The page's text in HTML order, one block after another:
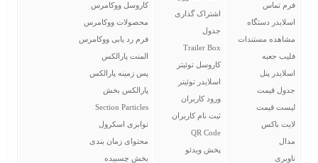
فرم تماس
اسلایدر دستگاه
مشاهده مستندات
فلیب جعبه
اسلایدر پنل
جدول قیمت
لیست قیمت
لایت باکس
مدال
ناوبری
اشتراک گذاری
جدول
Trailer Box
کاروسل توئیتر
اسلایدر توئیتر
ورود کاربران
ثبت نام کاربران
QR Code
پخش ویدئو
کاروسل ووکامرس
محصولات ووکامرس
فرم رد یابی ووکامرس
المنت پارالکس
پس زمینه پارالکس
پارالکس بخش
Section Particles
نوابری اسکرول
محتوای زمان بندی
بخش چسبیده